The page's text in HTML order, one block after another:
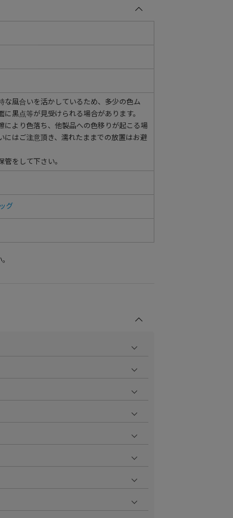
な風合いを活かしているため、多少の色ム
に黒点等が見受けられる場合があります。
により色落ち、他製品への色移りが起こる場
にはご注意頂き、濡れたままでの放置はお避
管をして下さい。
グ
JCB、AMEX、Diners）
ど詳しくは
ただけます。
ますので、まずはカスタマーサポートまで